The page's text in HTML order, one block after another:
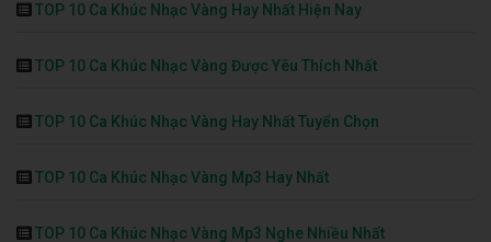
TOP 10 Ca Khúc Nhạc Vàng Hay Nhất Hiện Nay
TOP 10 Ca Khúc Nhạc Vàng Được Yêu Thích Nhất
TOP 10 Ca Khúc Nhạc Vàng Hay Nhất Tuyển Chọn
TOP 10 Ca Khúc Nhạc Vàng Mp3 Hay Nhất
TOP 10 Ca Khúc Nhạc Vàng Mp3 Nghe Nhiều Nhất